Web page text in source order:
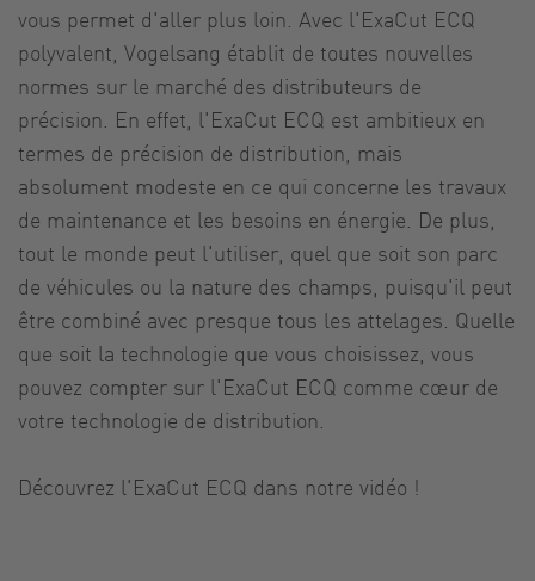
vous permet d'aller plus loin. Avec l'ExaCut ECQ
polyvalent, Vogelsang établit de toutes nouvelles
normes sur le marché des distributeurs de
précision. En effet, l'ExaCut ECQ est ambitieux en
termes de précision de distribution, mais
absolument modeste en ce qui concerne les travaux
de maintenance et les besoins en énergie. De plus,
tout le monde peut l'utiliser, quel que soit son parc
de véhicules ou la nature des champs, puisqu'il peut
être combiné avec presque tous les attelages. Quelle
que soit la technologie que vous choisissez, vous
pouvez compter sur l'ExaCut ECQ comme cœur de
votre technologie de distribution.
Découvrez l'ExaCut ECQ dans notre vidéo !